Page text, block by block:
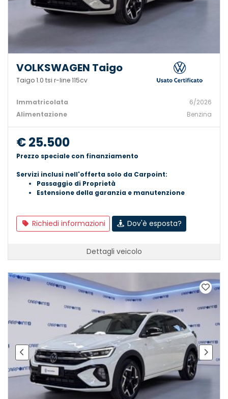
VOLKSWAGEN Taigo
Taigo 1.0 tsi r-line 115cv
Immatricolata
6/2026
Alimentazione
Benzina
€ 25.500
Prezzo speciale con finanziamento
Servizi inclusi nell'offerta solo da Carpoint:
Passaggio di Proprietà
Estensione della garanzia e manutenzione
Richiedi informazioni Dov'è esposta?
Dettagli veicolo